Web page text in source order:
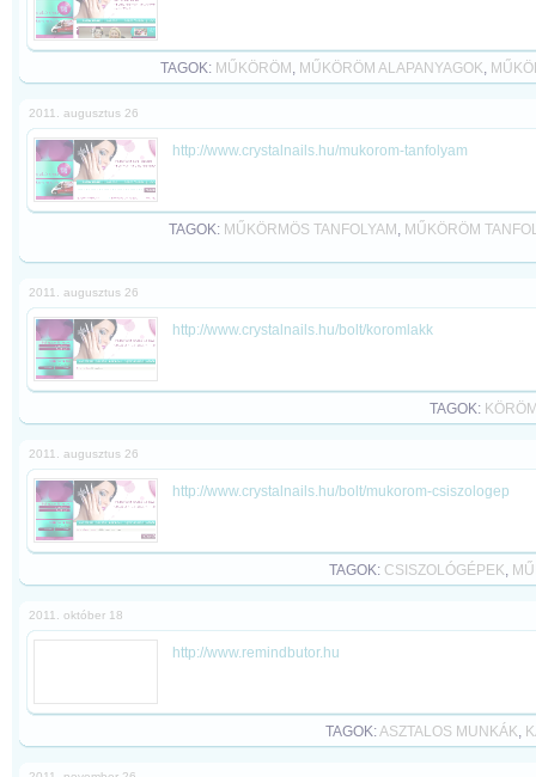
TAGOK: MŰKÖRÖM , MŰKÖRÖM ALAPANYAGOK,
2011. augusztus 26
http://www.crystalnails.hu/mukorom-tanfolyam
TAGOK: MŰKÖRMÖS TANFOLYAM , MŰKÖRÖM
2011. augusztus 26
http://www.crystalnails.hu/bolt/koromlakk
TAGOK:
2011. augusztus 26
http://www.crystalnails.hu/bolt/mukorom-csiszologep
TAGOK: CSISZOLÓGÉPEK,
2011. október 18
http://www.remindbutor.hu
TAGOK:ASZTALOS MUNKÁK,